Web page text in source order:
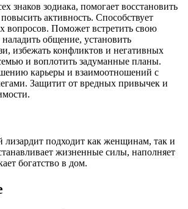
знаков зодиака, помогает восстановить
активность. Способствует
Поможет встретить свою
общение, установить
избежать конфликтов и негативных
и воплотить задуманные планы.
карьеры и взаимоотношений с
Защитит от вредных привычек и
лизардит подходит как женщинам, так и
жизненные силы, наполняет
богатство в дом.